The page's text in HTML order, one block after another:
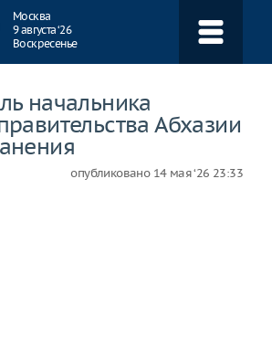
Москва
9 августа ‘26
Воскресенье
начальника
Абхазии
опубликовано 14 мая ‘26 23:33